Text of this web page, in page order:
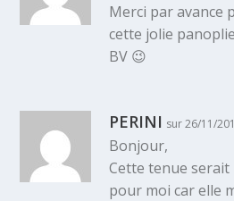
Merci par avance
cette jolie
BV 😉
PERINI sur 26/11/
Bonjour,
Cette tenue serait
pour moi car elle